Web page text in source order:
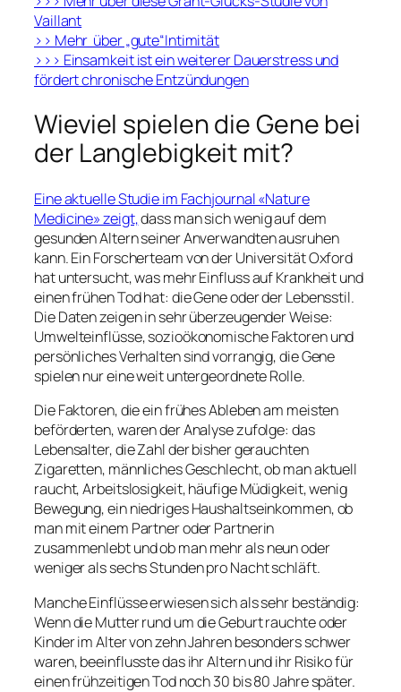
Vaillant
>> Mehr über „gute“Intimität
>>> Einsamkeit ist ein weiterer Dauerstress und
fördert chronische Entzündungen
Wieviel spielen die Gene bei
der Langlebigkeit mit?
Eine aktuelle Studie im Fachjournal «Nature
Medicine» zeigt,dass man sich wenig auf dem
gesunden Altern seiner Anverwandten ausruhen
kann. Ein Forscherteam von der Universität Oxford
hat untersucht, was mehr Einfluss auf Krankheit und
einen frühen Tod hat: die Gene oder der Lebensstil.
Die Daten zeigen in sehr überzeugender Weise:
Umwelteinflüsse, sozioökonomische Faktoren und
persönliches Verhalten sind vorrangig, die Gene
spielen nur eine weit untergeordnete Rolle.
Die Faktoren, die ein frühes Ableben am meisten
beförderten, waren der Analyse zufolge: das
Lebensalter, die Zahl der bisher gerauchten
Zigaretten, männliches Geschlecht, ob man aktuell
raucht, Arbeitslosigkeit, häufige Müdigkeit, wenig
Bewegung, ein niedriges Haushaltseinkommen, ob
man mit einem Partner oder Partnerin
zusammenlebt und ob man mehr als neun oder
weniger als sechs Stunden pro Nacht schläft.
Manche Einflüsse erwiesen sich als sehr beständig:
Wenn die Mutter rund um die Geburt rauchte oder
Kinder im Alter von zehn Jahren besonders schwer
waren, beeinflusste das ihr Altern und ihr Risiko für
einen frühzeitigen Tod noch 30 bis 80 Jahre später.